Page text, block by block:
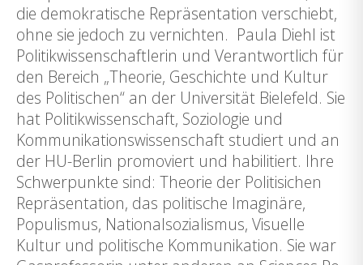
die demokratische Repräsentation verschiebt,
ohne sie jedoch zu vernichten. Paula Diehl ist
Politikwissenschaftlerin und Verantwortlich für
den Bereich „Theorie, Geschichte und Kultur
des Politischen“ an der Universität Bielefeld. Sie
hat Politikwissenschaft, Soziologie und
Kommunikationswissenschaft studiert und an
der HU-Berlin promoviert und habilitiert. Ihre
Schwerpunkte sind: Theorie der Politisichen
Repräsentation, das politische Imaginäre,
Populismus, Nationalsozialismus, Visuelle
Kultur und politische Kommunikation. Sie war